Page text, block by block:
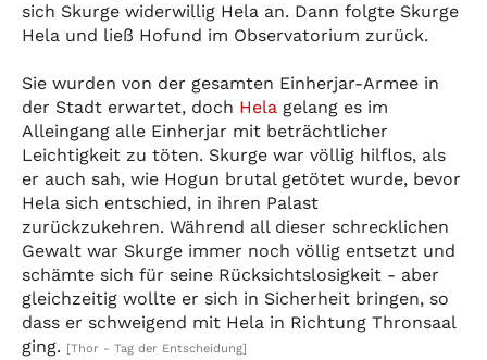
sich Skurge widerwillig Hela an. Dann folgte Skurge
Hela und ließ Hofund im Observatorium zurück.
Sie wurden von der gesamten Einherjar-Armee in
der Stadt erwartet, doch Hela gelang es im
Alleingang alle Einherjar mit beträchtlicher
Leichtigkeit zu töten. Skurge war völlig hilflos, als
er auch sah, wie Hogun brutal getötet wurde, bevor
Hela sich entschied, in ihren Palast
zurückzukehren. Während all dieser schrecklichen
Gewalt war Skurge immer noch völlig entsetzt und
schämte sich für seine Rücksichtslosigkeit - aber
gleichzeitig wollte er sich in Sicherheit bringen, so
dass er schweigend mit Hela in Richtung Thronsaal
ging.
[Thor - Tag der Entscheidung]